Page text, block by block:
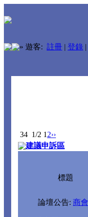
» 遊客: 註冊 | 登錄 |
34 1/2 1 2››
建議申訴區
標題
論壇公告: 商